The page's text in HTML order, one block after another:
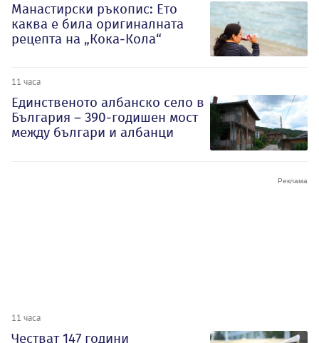
Манастирски ръкопис: Ето
каква е била оригиналната
рецепта на „Кока-Кола“
11 часа
Единственото албанско село в
България – 390-годишен мост
между българи и албанци
11 часа
Честват 147 години